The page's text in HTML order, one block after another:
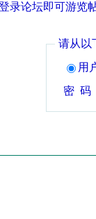
录论坛即可游览
请从以
用
密 码